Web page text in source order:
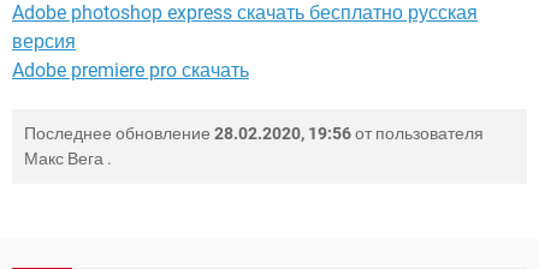
Adobe photoshop express скачать бесплатно русская
версия
Adobe premiere pro скачать
Последнее обновление 28.02.2020, 19:56от пользователя
Макс Вега .